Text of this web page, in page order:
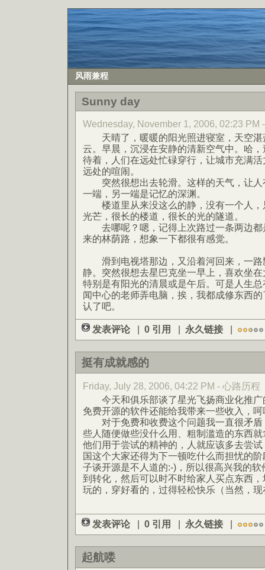
风雨兼程
Sunny day
Wednesday, November 1, 2006, 02:23 PM
天晴了，暖暖的阳光照进寝室，天空湛
云。早晨，沉浸在安静的清新空气中。哈
待着，人们在远处忙碌穿行，让城市充满
远处的喧闹。
突然很想出去轮滑。这样的天气，让人
一端，另一端是记忆的深渊。
楼道里从来没这么的静，没有一个人，
光芒，很长的楼道，很长的光的隧道。
去哪呢？嗯，记得上次路过一条两边都
来的林荫路，想象一下都很有感觉。
滑到电视塔那边，又沿着河回来，一路
静。突然很想去星巴克坐一早上，喜欢坐
特别是有阳光的清晨或是午后。可是人生
闻中心的老师弄电脑，挨，我都成修东西
认了吧。
发表评论 | 0 引用 | 永久链接 |
挺有成就感的
Friday, July 28, 2006, 04:22 PM - 心路历程
今天和俱乐部谈了星光飞扬商业化推广
免费开源的软件还能给我带来一些收入，呵
对于免费和收费这个问题我一直很矛盾
些人随便做些没什么用、粗制滥造的东西
他们用于尝试的精神的，人就应该多去尝
国这个大家还得为下一顿吃什么而担忧的
子谈开源是不人道的:-)，所以很高兴我的
到转化，然后可以时不时给家人买点东西
玩的，穿好看的，过得轻松快乐（当然，
发表评论 | 0 引用 | 永久链接 |
起航喽